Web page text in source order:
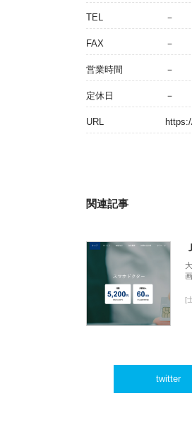
TEL －
FAX －
営業時間 －
定休日 －
URL
関連記事
[
twitter